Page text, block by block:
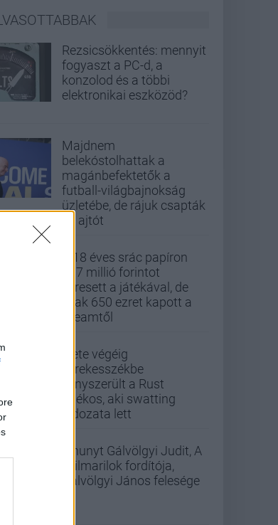
Rezsicsökkentés: mennyit
fogyaszt a PC-d, a
konzolod és a többi
elektronikai eszközöd?
Majdnem
belekóstolhattak a
magánbefektetők a
futball-világbajnokság
üzletébe, de rájuk csapták
az ajtót
A 18 éves srác papíron
437 millió forintot
keresett a játékával, de
csak 650 ezret kapott a
Steamtől
Élete végéig
kerekesszékbe
kényszerült a Rust
játékos, aki swatting
áldozata lett
Elhunyt Gálvölgyi Judit, A
szilmarilok fordítója,
Gálvölgyi János felesége